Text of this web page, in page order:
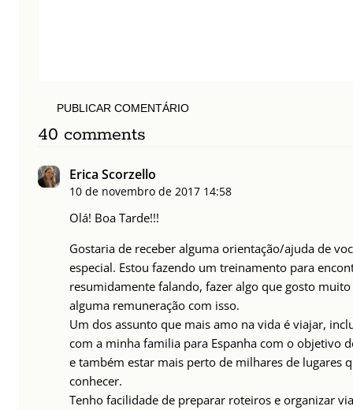
PUBLICAR COMENTÁRIO
40 comments
Erica Scorzello
10 de novembro de 2017 14:58
Olá! Boa Tarde!!!
Gostaria de receber alguma orientação/ajuda de
especial. Estou fazendo um treinamento para
resumidamente falando, fazer algo que gosto
alguma remuneração com isso.
Um dos assunto que mais amo na vida é viajar,
com a minha familia para Espanha com o objetivo
e também estar mais perto de milhares de lugares
conhecer.
Tenho facilidade de preparar roteiros e organizar